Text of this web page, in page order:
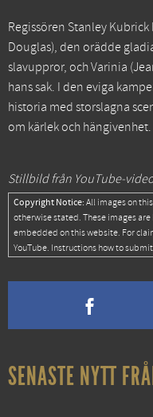
Regissören Stanley
Douglas), den orädde
slavuppror, och Varinia
hans sak. I den eviga
historia med storslagna
om kärlek och hängivenhet.
Stillbild från YouTube-
Copyright Notice: All images on
otherwise stated. These images are
embedded on this website. For
YouTube. Instructions how to
SENASTE NYTT